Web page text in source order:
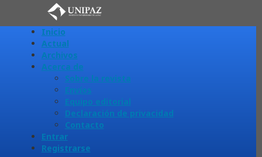
Inicio
Actual
Archivos
Acerca de
Sobre la revista
Envíos
Equipo editorial
Declaración de privacidad
Contacto
Entrar
Registrarse